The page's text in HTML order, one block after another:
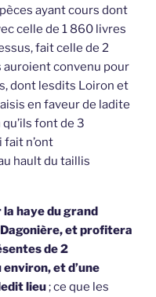
ayant cours dont
celle de 1 860 livres
fait celle de 2
auroient convenu pour
dont lesdits Loiron et
en faveur de ladite
font de 3
n’ont
hault du taillis
la haye du grand
Dagonière, et profitera
de 2
environ, et d’une
lieu; ce que les